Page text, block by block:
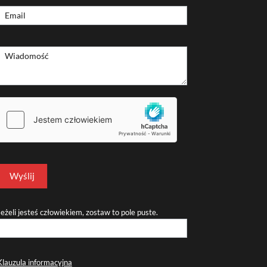
Email
Wiadomość
Wyślij
jesteś człowiekiem, zostaw to pole puste.
informacyjna